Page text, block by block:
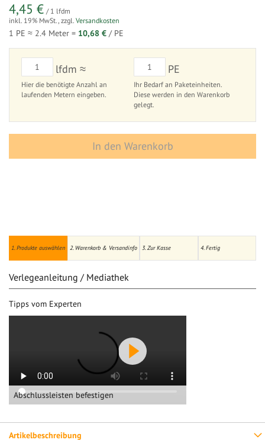
1. Produkte auswählen 2. Warenkorb & Versandinfo 3. Zur Kasse 4. Fertig
4,45 € / 1 lfdm
inkl. 19% MwSt., zzgl. Versandkosten
1 PE ≈ 2.4 Meter = 10,68 € / PE
lfdm ≈
Hier die benötigte Anzahl an
laufenden Metern eingeben.
PE
Ihr Bedarf an Paketeinheiten.
Diese werden in den Warenkorb
gelegt.
In den Warenkorb
Artikelbeschreibung
Verlegeanleitung / Mediathek
Tipps vom Experten
Abschlussleisten befestigen